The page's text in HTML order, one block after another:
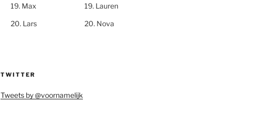
Max
Lars
Lauren
Nova
TWITTER
Tweets by @voornamelijk